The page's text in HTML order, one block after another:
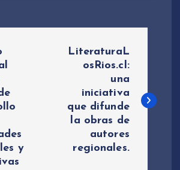
y
LiteraturaL
osRios.cl:
una
iniciativa
que difunde
la obras de
autores
regionales.